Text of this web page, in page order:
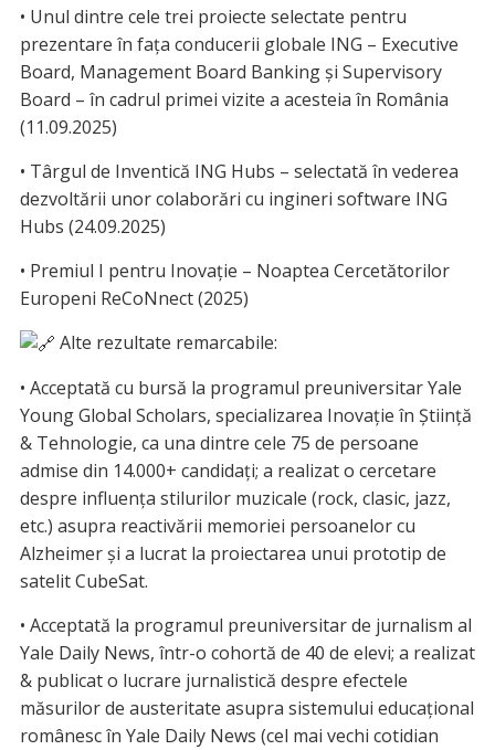
• Unul dintre cele trei proiecte selectate pentru
prezentare în fața conducerii globale ING – Executive
Board, Management Board Banking și Supervisory
Board – în cadrul primei vizite a acesteia în România
(11.09.2025)
• Târgul de Inventică ING Hubs – selectată în vederea
dezvoltării unor colaborări cu ingineri software ING
Hubs (24.09.2025)
• Premiul I pentru Inovație – Noaptea Cercetătorilor
Europeni ReCoNnect (2025)
Alte rezultate remarcabile:
• Acceptată cu bursă la programul preuniversitar Yale
Young Global Scholars, specializarea Inovație în Știință
& Tehnologie, ca una dintre cele 75 de persoane
admise din 14.000+ candidați; a realizat o cercetare
despre influența stilurilor muzicale (rock, clasic, jazz,
etc.) asupra reactivării memoriei persoanelor cu
Alzheimer și a lucrat la proiectarea unui prototip de
satelit CubeSat.
• Acceptată la programul preuniversitar de jurnalism al
Yale Daily News, într-o cohortă de 40 de elevi; a realizat
& publicat o lucrare jurnalistică despre efectele
măsurilor de austeritate asupra sistemului educațional
românesc în Yale Daily News (cel mai vechi cotidian